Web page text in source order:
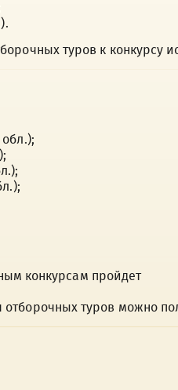
туров к конкурсу
конкурсам пройдет
туров можно